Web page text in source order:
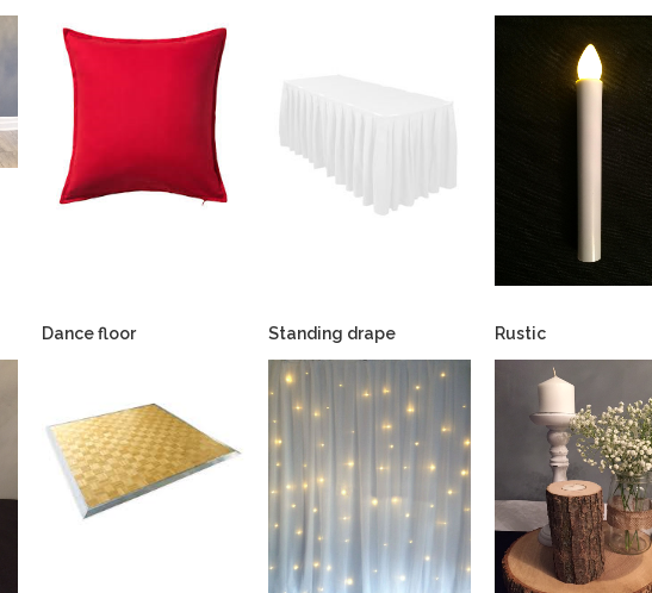
Dance floor Standing drape Rustic